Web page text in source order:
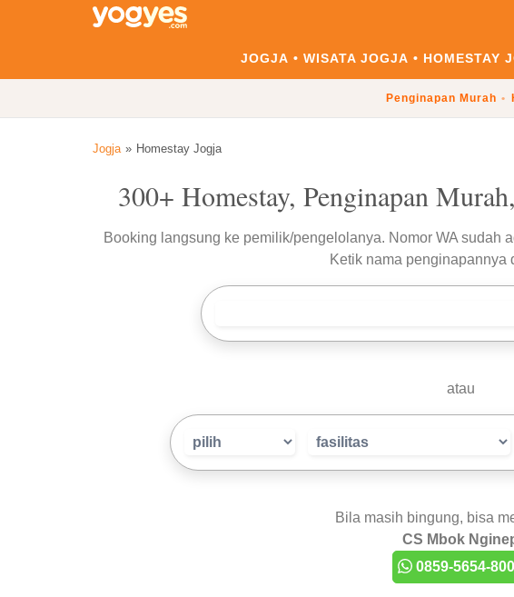
JOGJA WISATA JOGJA HOMESTAY
Penginapan Murah
Jogja Homestay Jogja
300+ Homestay, Penginapan
Booking langsung ke pemilik/pengelolanya. Nomor WA sudah
Ketik nama penginapannya
atau
Bila masih bingung, bisa
CS Mbok
0859-5654-